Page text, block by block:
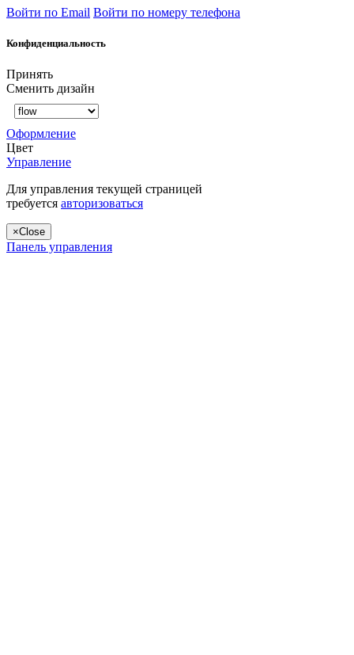
Войти по Email Войти по номеру телефона
Конфиденциальность
Принять
Сменить дизайн
Оформление
Цвет
Управление
Для управления текущей страницей
требуется авторизоваться
×Close
Панель управления